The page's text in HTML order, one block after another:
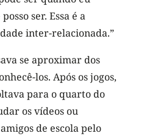
ser. Essa é a
inter-relacionada.”
se aproximar dos
los. Após os jogos,
para o quarto do
os vídeos ou
de escola pelo